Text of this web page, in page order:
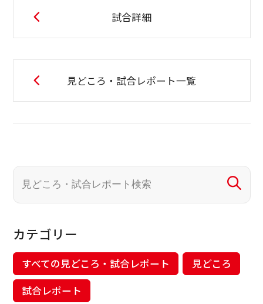
試合詳細
見どころ・試合レポート一覧
カテゴリー
すべての見どころ・試合レポート
見どころ
試合レポート